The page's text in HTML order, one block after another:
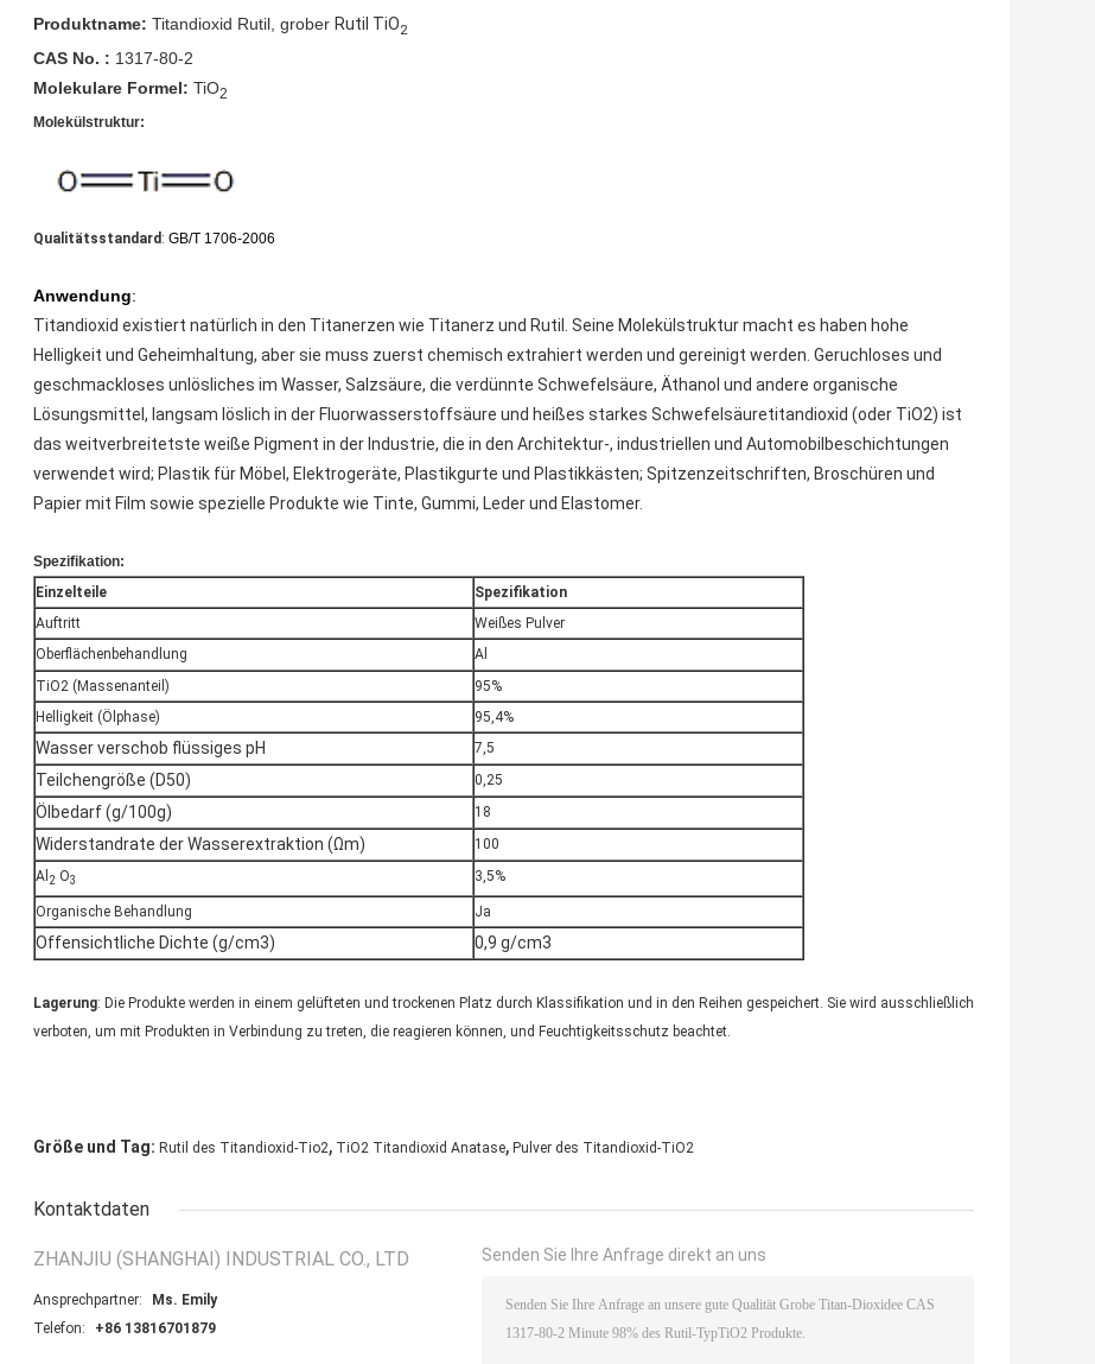
Produktname: Titandioxid Rutil, grober Rutil TiO2
CAS No. : 1317-80-2
Molekulare Formel: TiO2
Molekülstruktur:
Qualitätsstandard : GB/T 1706-2006
Anwendung:
Titandioxid existiert natürlich in den Titanerzen wie Titanerz und Rutil. Seine Molekülstruktur macht es haben hohe
Helligkeit und Geheimhaltung, aber sie muss zuerst chemisch extrahiert werden und gereinigt werden. Geruchloses und
geschmackloses unlösliches im Wasser, Salzsäure, die verdünnte Schwefelsäure, Äthanol und andere organische
Lösungsmittel, langsam löslich in der Fluorwasserstoffsäure und heißes starkes Schwefelsäuretitandioxid (oder TiO2) ist
das weitverbreitetste weiße Pigment in der Industrie, die in den Architektur-, industriellen und Automobilbeschichtungen
verwendet wird; Plastik für Möbel, Elektrogeräte, Plastikgurte und Plastikkästen; Spitzenzeitschriften, Broschüren und
Papier mit Film sowie spezielle Produkte wie Tinte, Gummi, Leder und Elastomer.
Spezifikation:
Einzelteile
Spezifikation
Auftritt
Weißes Pulver
Oberflächenbehandlung
Al
TiO2 (Massenanteil)
95%
Helligkeit (Ölphase)
95,4%
Wasser verschob flüssiges pH 7,5
Teilchengröße (D50) 0,25
Ölbedarf (g/100g) 18
Widerstandrate der Wasserextraktion (Ωm)
100
Al 2 O3 3,5%
Organische Behandlung Ja
Offensichtliche Dichte (g/cm3) 0,9 g/cm3
Lagerung: Die Produkte werden in einem gelüfteten und trockenen Platz durch Klassifikation und in den Reihen gespeichert. Sie wird ausschließlich
verboten, um mit Produkten in Verbindung zu treten, die reagieren können, und Feuchtigkeitsschutz beachtet.
Größe und Tag: Rutil des Titandioxid-Tio2, TiO2 Titandioxid Anatase, Pulver des Titandioxid-TiO2
Kontaktdaten
ZHANJIU (SHANGHAI) INDUSTRIAL CO., LTD
Ansprechpartner:
Ms. Emily
Telefon:
+86 13816701879
Senden Sie Ihre Anfrage direkt an uns